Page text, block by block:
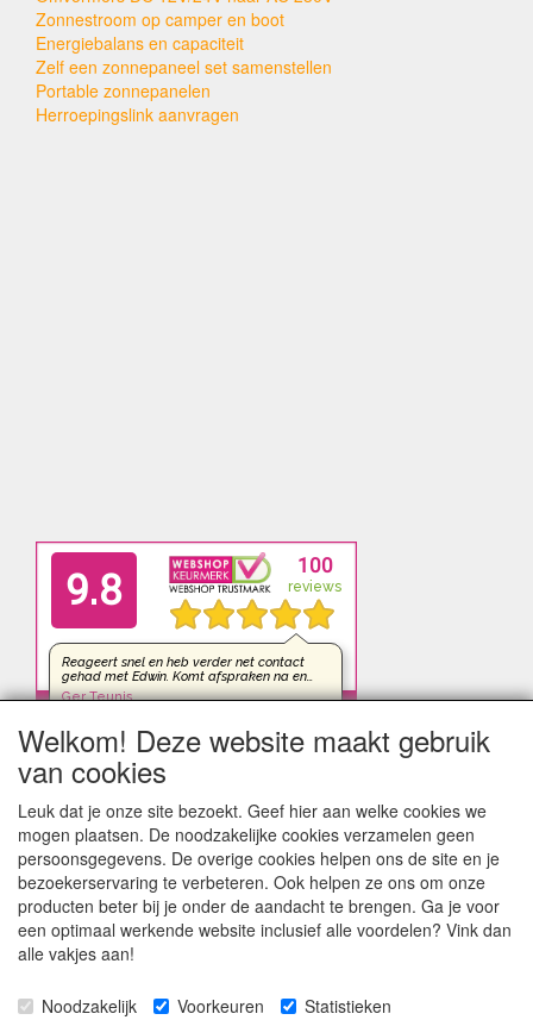
Zonnestroom op camper en boot
Energiebalans en capaciteit
Zelf een zonnepaneel set samenstellen
Portable zonnepanelen
Herroepingslink aanvragen
Welkom! Deze website maakt gebruik
van cookies
Leuk dat je onze site bezoekt. Geef hier aan welke cookies we
mogen plaatsen. De noodzakelijke cookies verzamelen geen
persoonsgegevens. De overige cookies helpen ons de site en je
bezoekerservaring te verbeteren. Ook helpen ze ons om onze
producten beter bij je onder de aandacht te brengen. Ga je voor
een optimaal werkende website inclusief alle voordelen? Vink dan
alle vakjes aan!
Noodzakelijk Voorkeuren Statistieken